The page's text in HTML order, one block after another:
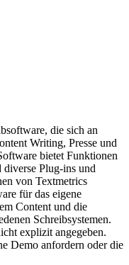
die sich an
Writing, Presse und
bietet Funktionen
diverse Plug-ins und
von Textmetrics
für das eigene
Content und die
Schreibsystemen.
explizit angegeben.
Demo anfordern oder die